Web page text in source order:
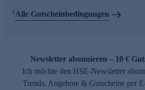
1Alle Gutscheinbedingungen
Newsletter abonnieren – 10 €
Ich möchte den HSE-Newsletter
Trends, Angebote & Gutscheine per